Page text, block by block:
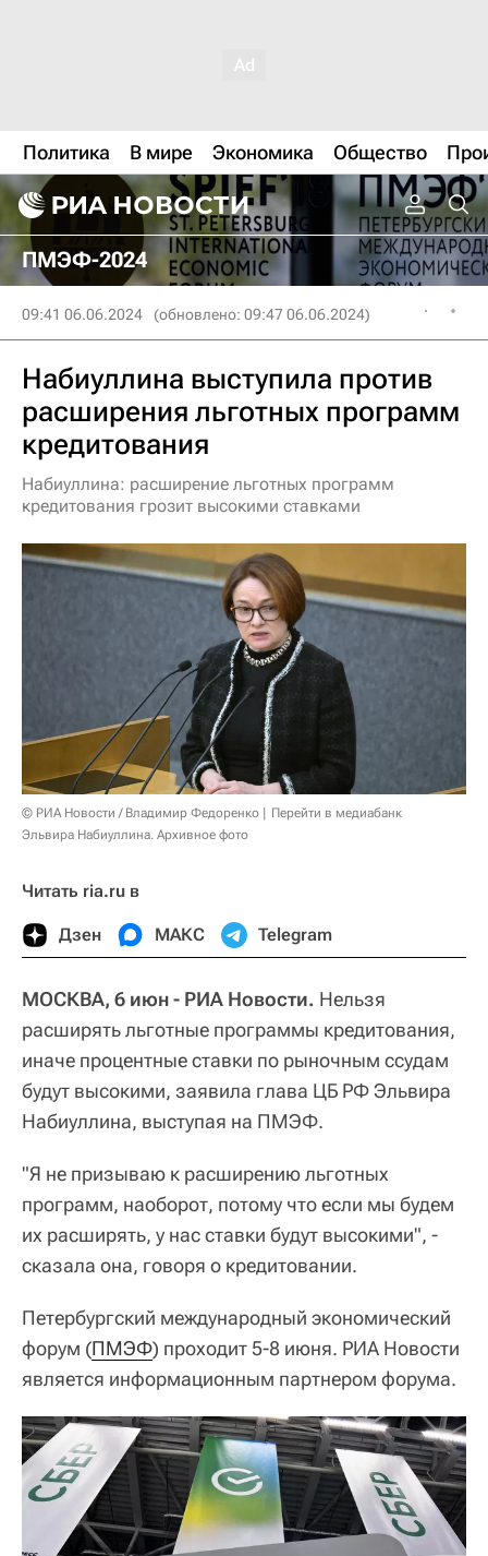
Политика В мире Экономика Общество
ПМЭФ-2024
09:41 06.06.2024 (обновлено: 09:47 06.06.2024)
Набиуллина выступила против
расширения льготных программ
кредитования
Набиуллина: расширение льготных программ
кредитования грозит высокими ставками
© РИА Новости / Владимир Федоренко
Перейти в медиабанк
Эльвира Набиуллина. Архивное фото
Читать ria.ru в
Дзен МАКС Telegram
МОСКВА, 6 июн - РИА Новости. Нельзя
расширять льготные программы кредитования,
иначе процентные ставки по рыночным ссудам
будут высокими, заявила глава ЦБ РФ Эльвира
Набиуллина, выступая на ПМЭФ.
"Я не призываю к расширению льготных
программ, наоборот, потому что если мы будем
их расширять, у нас ставки будут высокими", -
сказала она, говоря о кредитовании.
Петербургский международный экономический
форум (ПМЭФ) проходит 5-8 июня. РИА Новости
является информационным партнером форума.